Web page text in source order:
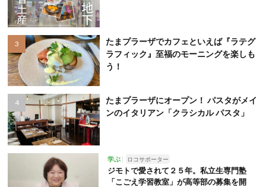
たまプラーザでカフェといえば『ラテグ
ラフィック』至福のモーニングを楽しも
う！
たまプラーザにオープン！ パスタがメイ
ンのイタリアン「クラシカル パスタ」
学ぶ ロコサポーター
ジモトで愛されて２５年。私立生専門塾
「こごえ学習教室」が高等部の募集を開